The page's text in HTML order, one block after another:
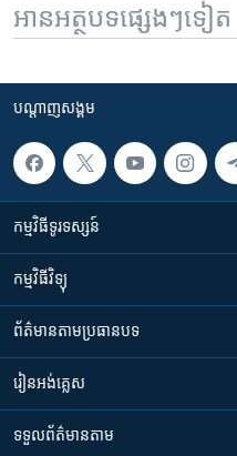
អានអត្ថបទផ្សេងៗទៀត
បណ្តាញ​សង្គម
កម្មវិធី​ទូរទស្សន៍
កម្មវិធី​វិទ្យុ
ព័ត៌មាន​តាមប្រធានបទ​
រៀន​​អង់គ្លេស
ទទួល​ព័ត៌មាន​តាម